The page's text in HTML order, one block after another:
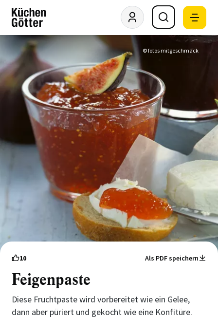
© fotos mitgeschmack
10 Als PDF speichern
Feigenpaste
Diese Fruchtpaste wird vorbereitet wie ein Gelee,
dann aber püriert und gekocht wie eine Konfitüre.